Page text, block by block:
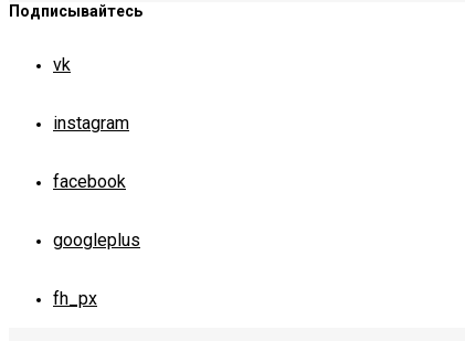
Подписывайтесь
vk
instagram
facebook
googleplus
fh_px